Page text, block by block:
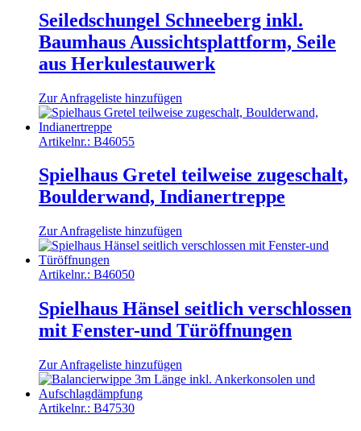
Seiledschungel Schneeberg inkl.
Baumhaus Aussichtsplattform, Seile
aus Herkulestauwerk
Zur Anfrageliste hinzufügen
Artikelnr.: B46055
Spielhaus Gretel teilweise zugeschalt,
Boulderwand, Indianertreppe
Zur Anfrageliste hinzufügen
Artikelnr.: B46050
Spielhaus Hänsel seitlich verschlossen
mit Fenster-und Türöffnungen
Zur Anfrageliste hinzufügen
Artikelnr.: B47530